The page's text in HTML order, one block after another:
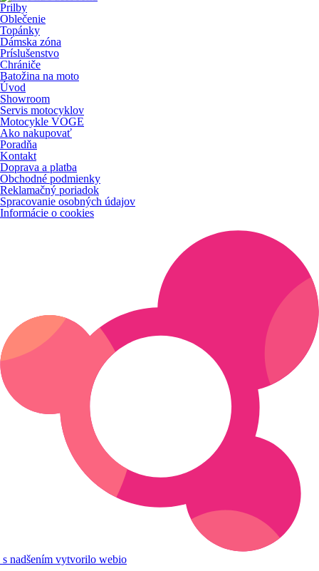
Prilby
Oblečenie
Topánky
Dámska zóna
Príslušenstvo
Chrániče
Batožina na moto
Úvod
Showroom
Servis motocyklov
Motocykle VOGE
Ako nakupovať
Poradňa
Kontakt
Doprava a platba
Obchodné podmienky
Reklamačný poriadok
Spracovanie osobných údajov
Informácie o cookies
s nadšením vytvorilo webio